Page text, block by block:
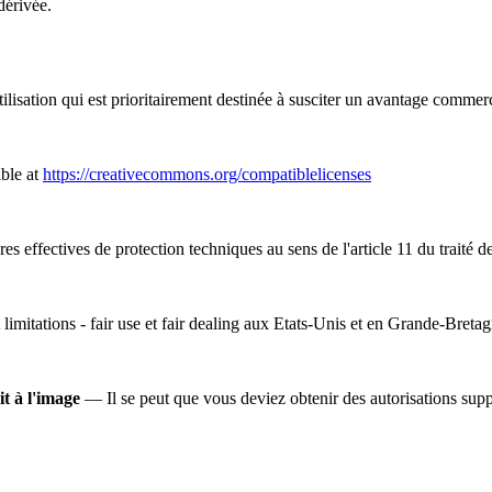
qui est prioritairement destinée à susciter un avantage
at https://creativecommons.org/compatiblelicenses
effectives de protection techniques au sens de l'article 11 du traité
- fair use et fair dealing aux Etats-Unis et en Grande-
à l'image — Il se peut que vous deviez obtenir des autorisations